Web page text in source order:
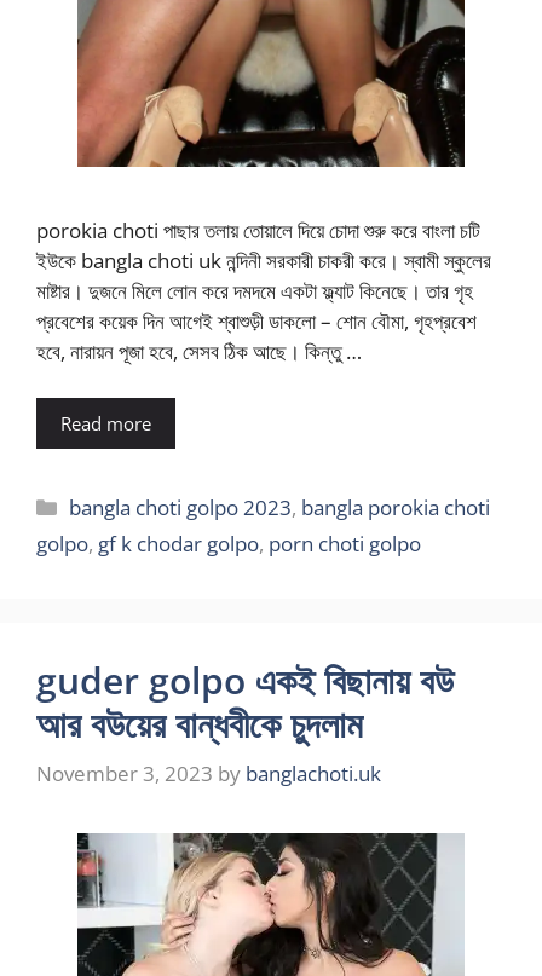
porokia choti পাছার তলায় তোয়ালে দিয়ে চোদা শুরু করে বাংলা চটি
ইউকে bangla choti uk নন্দিনী সরকারী চাকরী করে। স্বামী স্কুলের
মাষ্টার। দুজনে মিলে লোন করে দমদমে একটা ফ্ল্যাট কিনেছে। তার গৃহ
প্রবেশের কয়েক দিন আগেই শ্বাশুড়ী ডাকলো – শোন বৌমা, গৃহপ্রবেশ
হবে, নারায়ন পূজা হবে, সেসব ঠিক আছে। কিন্তু …
Read more
Categories
bangla choti golpo 2023, bangla porokia choti
golpo, gf k chodar golpo, porn choti golpo
guder golpo একই বিছানায় বউ
আর বউয়ের বান্ধবীকে চুদলাম
November 3, 2023 by banglachoti.uk